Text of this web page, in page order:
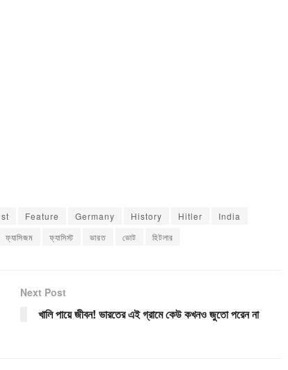
Feature Germany History Hitler
India
ফ্যাসিজম ফ্যাসিস্ট ভারত ভোট হিটলার
Next Post
খালি পায়ে জীবন! ভারতের এই গ্রামে কেউ কখনও জুতো পরেন না